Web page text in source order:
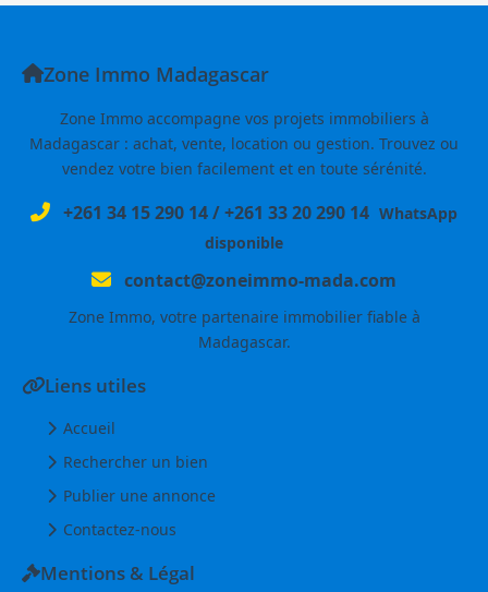
Zone Immo Madagascar
Zone Immo accompagne vos projets immobiliers à
Madagascar : achat, vente, location ou gestion. Trouvez ou
vendez votre bien facilement et en toute sérénité.
+261 34 15 290 14/+261 33 20 290 14 WhatsApp
disponible
contact@zoneimmo-mada.com
Zone Immo, votre partenaire immobilier fiable à
Madagascar.
Liens utiles
Accueil
Rechercher un bien
Publier une annonce
Contactez-nous
Mentions & Légal